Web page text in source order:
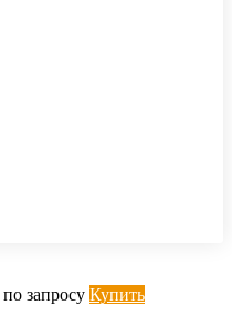
по запросу Купить